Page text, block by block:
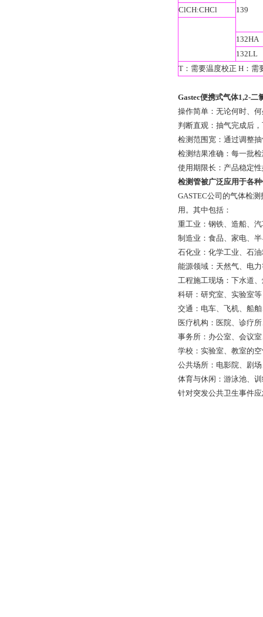
139
ClCH:CHCl
132HA
132LL
T：需要温度校正 H：需
Gastec便携式气体1,2-二
操作简单：无论何时、
判断直观：抽气完成后
检测范围宽：通过调整
检测结果准确：每一批
使用期限长：产品稳定
检测管被广泛应用于各
GASTEC公司 的气体检
用。其中包括：
重工业：钢铁、造船、
制造业：食品、家电、
石化业：化学工业、石
能源领域：天然气、电
工程施工现场：下水道
科研：研究室、实验室等
交通：电车、飞机、船
医疗机构：医院、诊疗
事务所：办公室、会议
学校：实验室、教室的
公共场所：电影院、剧
体育与休闲：游泳池、
针对突发公共卫生事件